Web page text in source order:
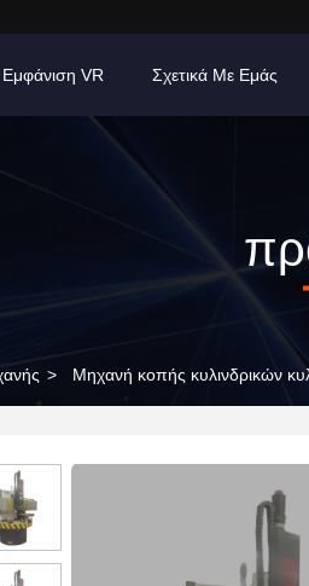
Εμφάνιση VR Σχετικά Με Εμάς
> Μηχανή κοπής κυλινδρικών